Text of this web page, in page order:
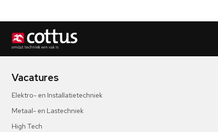
Vacatures
Elektro- en Installatietechniek
Metaal- en Lastechniek
High Tech